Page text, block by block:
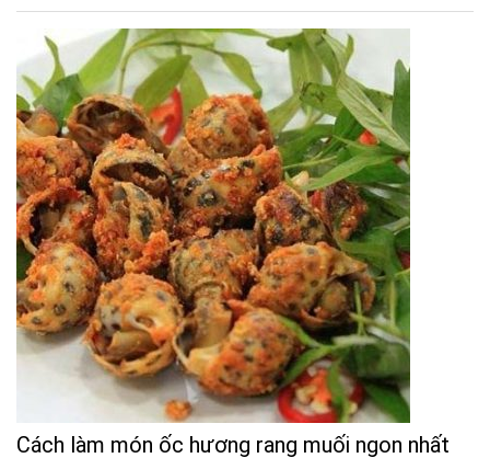
Cách làm món ốc hương rang muối ngon nhất